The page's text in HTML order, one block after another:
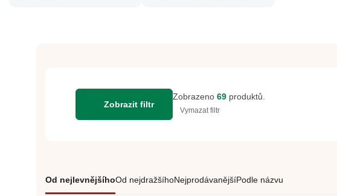
Zobrazit filtr
Zobrazeno69 produktů.
Vymazat filtr
Od nejlevnějšíhoOd nejdražšíhoNejprodávanějšíPodle názvu